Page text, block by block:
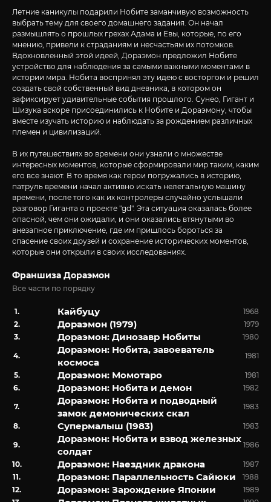
Летние каникулы подарили Нобите заманчивую возможность
выбрать тему для своего домашнего задания. Он начал
размышлять о прошлых грехах Адама и Евы, которые, по его
мнению, привели к страданиям и несчастьям их потомков.
Вдохновленный этой идеей, Дораэмон предложил Нобите
устройство для наблюдения за самыми важными моментами в
истории мира. Нобита воспринял эту идею с восторгом и решил
создать свой собственный вид дневника, в котором он
зафиксирует удивительные события прошлого. Сунео, Гигант и
Шизука вскоре присоединились к Нобите и Дораэмону, чтобы
вместе изучать историю и наблюдать за рождением различных
племен и цивилизаций.
В их путешествиях во времени они узнали о множестве
интересных моментов, которые сформировали мир таким, каким
его все знают. В то время как герои погружались в историю,
патруль времени начал активно искать нелегальную машину
времени, после того как их контролеры случайно услышали
разговор Гиганта о проекте "gd". Эта ситуация оказалась более
опасной, чем они ожидали, и они оказались втянутыми во
внезапное приключение, где им пришлось бороться за
спасение своих друзей и сохранение исторических моментов,
которые они открыли в своих исследованиях.
Франшиза Дораэмон
Все части по порядку
Кайбуцу 1968
Дораэмон (1979) 1979
Дораэмон: Динозавр Нобиты 1980
Дораэмон: Нобита, завоеватель
космоса
1981
Дораэмон: Момотаро 1981
Дораэмон: Нобита и демон 1982
Дораэмон: Нобита и подводный
замок демонических скал
1983
Супермалыш (1983) 1983
Дораэмон: Нобита и взвод железных
солдат
1986
Дораэмон: Наездник дракона 1987
Дораэмон: Параллельность Сайюки 1988
Дораэмон: Зарождение Японии 1989